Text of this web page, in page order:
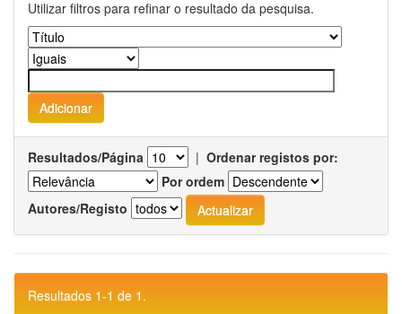
Utilizar filtros para refinar o resultado da pesquisa.
Resultados/Página | Ordenar registos por:
Por ordem
Autores/Registo
Resultados 1-1 de 1.